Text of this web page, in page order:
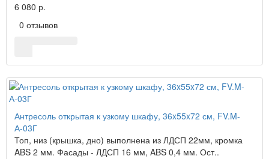
6 080 р.
0 отзывов
Антресоль открытая к узкому шкафу, 36x55x72 см, FV.M-
А-03Г
Топ, низ (крышка, дно) выполнена из ЛДСП 22мм, кромка
ABS 2 мм. Фасады - ЛДСП 16 мм, ABS 0,4 мм. Ост..